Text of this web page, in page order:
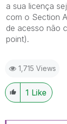
a sua licença
com o Section
de acesso não
point).
1,715 Views
1 Like